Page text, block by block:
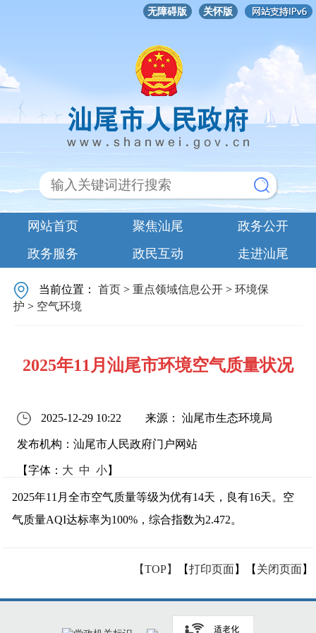
无障碍版 关怀版
网站首页 聚焦汕尾
政务公开
政务服务
政民互动 走进汕尾
当前位置：首页 >重点领域信息公开 >环境保
护 > 空气环境
2025年11月汕尾市环境空气质量状况
2025-12-29 10:22 来源： 汕尾市生态环境局
发布机构：汕尾市人民政府门户网站
【字体： 大 中 小】
2025年11月全市空气质量等级为优有14天，良有16天。空
气质量AQI达标率为100%，综合指数为2.472。
【TOP】 【打印页面】【 关闭页面】